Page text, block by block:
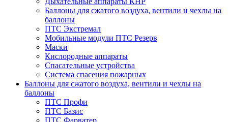
Баллоны для сжатого воздуха, вентили и чехлы на
баллоны
ПТС Экстремал
Мобильные модули ПТС Резерв
Маски
Кислородные аппараты
Спасательные устройства
Система спасения пожарных
Баллоны для сжатого воздуха, вентили и чехлы на
баллоны
ПТС Профи
ПТС Базис
ПТС Фарватер